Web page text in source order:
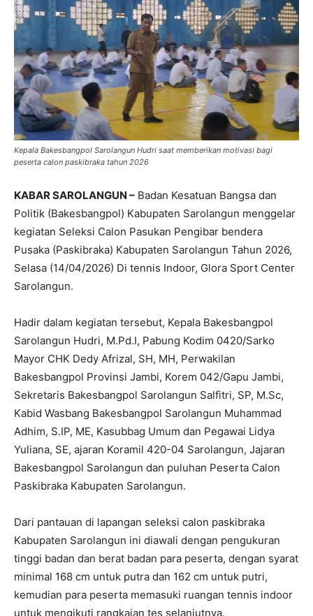
Kepala Bakesbangpol Sarolangun Hudri saat memberikan motivasi bagi
peserta calon paskibraka tahun 2026
KABAR SAROLANGUN – Badan Kesatuan Bangsa dan
Politik (Bakesbangpol) Kabupaten Sarolangun menggelar
kegiatan Seleksi Calon Pasukan Pengibar bendera
Pusaka (Paskibraka) Kabupaten Sarolangun Tahun 2026,
Selasa (14/04/2026) Di tennis Indoor, Glora Sport Center
Sarolangun.
Hadir dalam kegiatan tersebut, Kepala Bakesbangpol
Sarolangun Hudri, M.Pd.I, Pabung Kodim 0420/Sarko
Mayor CHK Dedy Afrizal, SH, MH, Perwakilan
Bakesbangpol Provinsi Jambi, Korem 042/Gapu Jambi,
Sekretaris Bakesbangpol Sarolangun Salfitri, SP, M.Sc,
Kabid Wasbang Bakesbangpol Sarolangun Muhammad
Adhim, S.IP, ME, Kasubbag Umum dan Pegawai Lidya
Yuliana, SE, ajaran Koramil 420-04 Sarolangun, Jajaran
Bakesbangpol Sarolangun dan puluhan Peserta Calon
Paskibraka Kabupaten Sarolangun.
Dari pantauan di lapangan seleksi calon paskibraka
Kabupaten Sarolangun ini diawali dengan pengukuran
tinggi badan dan berat badan para peserta, dengan syarat
minimal 168 cm untuk putra dan 162 cm untuk putri,
kemudian para peserta memasuki ruangan tennis indoor
untuk mengikuti rangkaian tes selanjutnya.